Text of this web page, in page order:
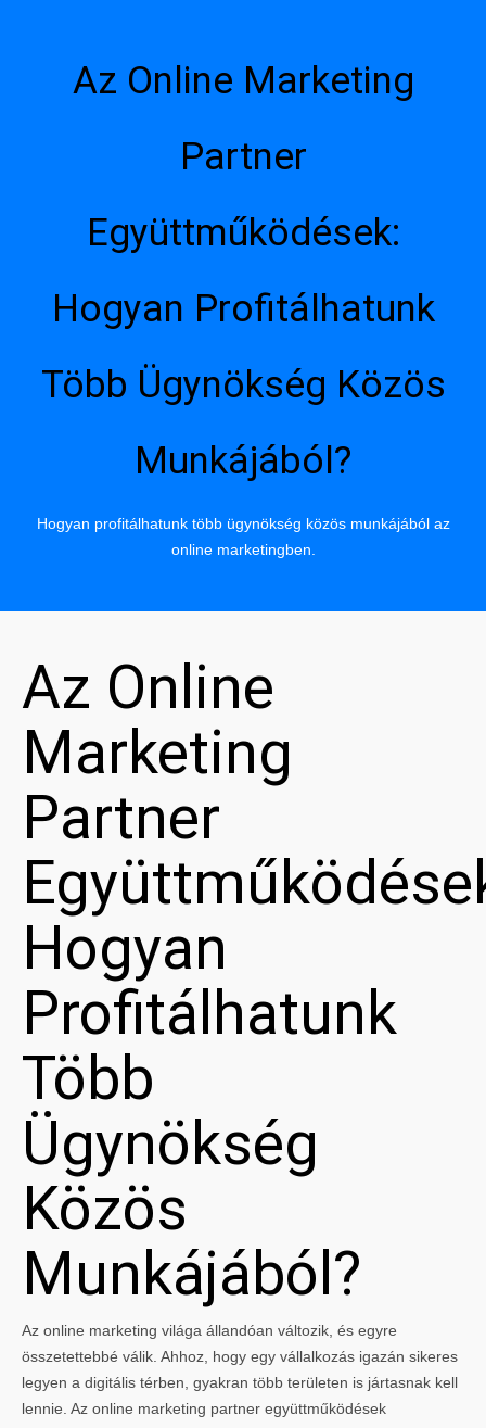
Az Online Marketing
Partner
Együttműködések:
Hogyan Profitálhatunk
Több Ügynökség Közös
Munkájából?
Hogyan profitálhatunk több ügynökség közös munkájából az
online marketingben.
Az Online
Marketing
Partner
Hogyan
Profitálhatunk
Több
Ügynökség
Közös
Munkájából?
Az online marketing világa állandóan változik, és egyre
összetettebbé válik. Ahhoz, hogy egy vállalkozás igazán sikeres
legyen a digitális térben, gyakran több területen is jártasnak kell
lennie. Az online marketing partner együttműködések